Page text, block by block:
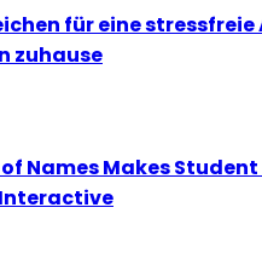
für eine stressfreie
zuhause
Names Makes